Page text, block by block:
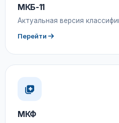
МКБ-11
Актуальная версия
Перейти
МКФ